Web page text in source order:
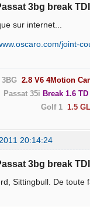
3bg break
sur internet...
joint-
3BG 2.8 V6 4Motion
Passat 35i Break 1.6
Golf 1 1.5
20:14:24
3bg break
Sittingbull. De